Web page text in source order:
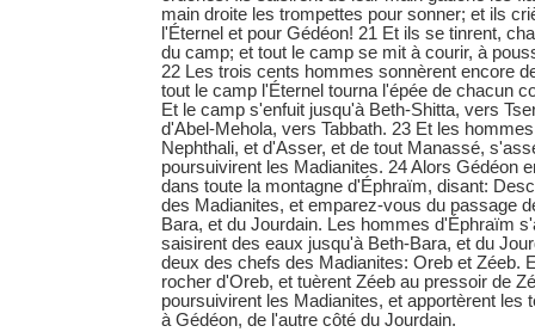
main droite les trompettes pour sonner; et ils
l'Éternel et pour Gédéon! 21 Et ils se tinrent,
du camp; et tout le camp se mit à courir, à
22 Les trois cents hommes sonnèrent encore
tout le camp l'Éternel tourna l'épée de chacun
Et le camp s'enfuit jusqu'à Beth-Shitta, vers
d'Abel-Mehola, vers Tabbath. 23 Et les
Nephthali, et d'Asser, et de tout Manassé,
poursuivirent les Madianites. 24 Alors Gédéon
dans toute la montagne d'Éphraïm, disant:
des Madianites, et emparez-vous du passage
Bara, et du Jourdain. Les hommes d'Éphraïm
saisirent des eaux jusqu'à Beth-Bara, et du
deux des chefs des Madianites: Oreb et Zéeb.
rocher d'Oreb, et tuèrent Zéeb au pressoir de
poursuivirent les Madianites, et apportèrent les
à Gédéon, de l'autre côté du Jourdain.